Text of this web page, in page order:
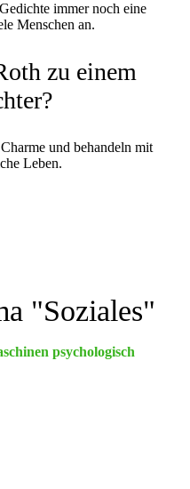
immer noch eine
Menschen an.
zu einem
und behandeln mit
Leben.
"Soziales"